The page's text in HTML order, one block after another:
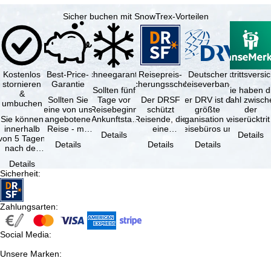
Sicher buchen mit SnowTrex-Vorteilen
Kostenlos
stornieren
&
umbuchen
Sie können
innerhalb
5 Tagen
nach der
kostenfrei
…
Details
Best-Price-
Garantie
Sollten Sie
eine von uns
angebotene
Reise - mit
Leistung und
Details
Schneegarantie
Sollten fünf
Tage vor
Reisebeginn
(Ankunftstag)
Schneemangel
Details
Reisepreis-
Sicherungsschein
Der DRSF
schützt
Reisende, die
eine
oder
Details
Deutscher
Reiseverband
Der DRV ist die
größte
Organisation von
Reisebüros und
Reiseveranstaltern
in …
Details
Sie haben
Wahl
der
(inklusive
Details
Sicherheit:
Zahlungsarten:
Social Media:
Unsere Marken: